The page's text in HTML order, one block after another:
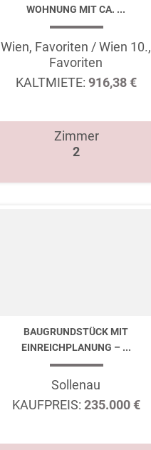
WOHNUNG MIT CA. ...
Wien, Favoriten / Wien 10.,
Favoriten
KALTMIETE: 916,38 €
Zimmer
2
BAUGRUNDSTÜCK MIT
EINREICHPLANUNG – ...
Sollenau
KAUFPREIS: 235.000 €